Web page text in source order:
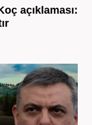
açıklaması: